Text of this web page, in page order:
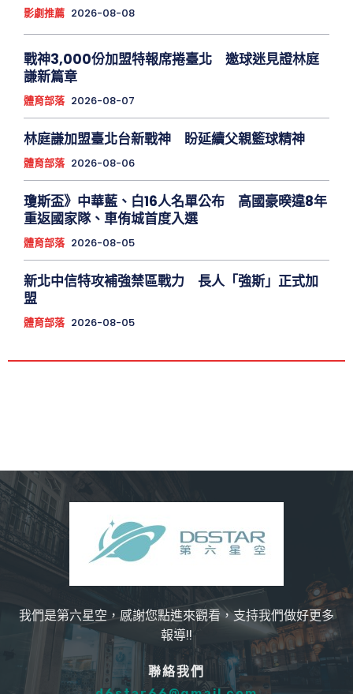
影劇推薦 2026-08-08
戰神3,000份加盟特報席捲臺北 邀球迷見證林庭
謙新篇章
體育部落 2026-08-07
林庭謙加盟臺北台新戰神 盼延續父親籃球精神
體育部落 2026-08-06
瓊斯盃》中華藍、白16人名單公布 高國豪暌違8年
重返國家隊、車侑城首度入選
體育部落 2026-08-05
新北中信特攻補強禁區戰力 長人「強斯」正式加
盟
體育部落 2026-08-05
我們是第六星空，感謝您點進來觀看，支持我們做好更多
報導!!
聯絡我們